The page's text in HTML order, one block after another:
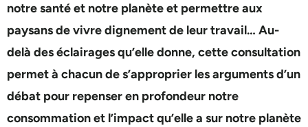
notre santé et notre planète et permettre aux
paysans de vivre dignement de leur travail… Au-
delà des éclairages qu’elle donne, cette consultation
permet à chacun de s’approprier les arguments d’un
débat pour repenser en profondeur notre
consommation et l’impact qu’elle a sur notre planète